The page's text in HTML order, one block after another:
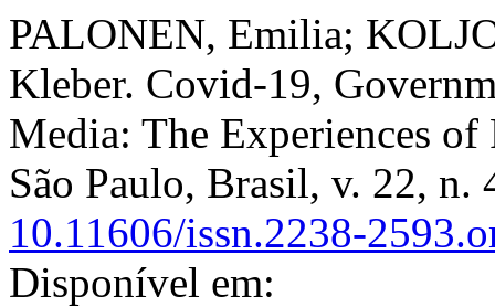
PALONEN, Emilia;
Kleber. Covid-19,
Media: The Experiences
São Paulo, Brasil, v. 22,
10.11606/issn.2238-
Disponível em: